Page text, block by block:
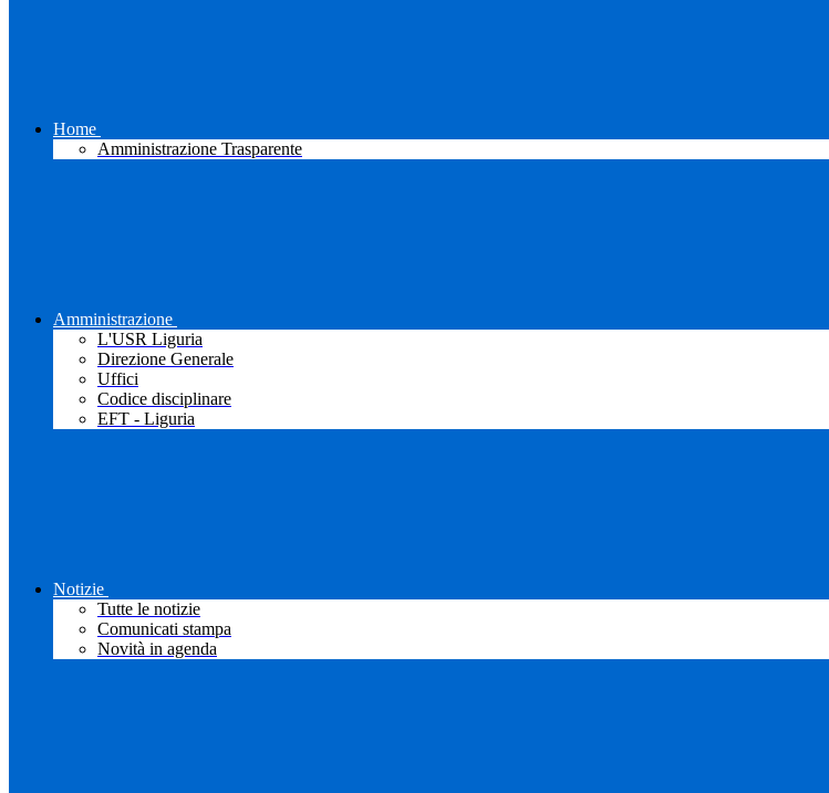
Home
Amministrazione Trasparente
Amministrazione
L'USR Liguria
Direzione Generale
Uffici
Codice disciplinare
EFT - Liguria
Notizie
Tutte le notizie
Comunicati stampa
Novità in agenda